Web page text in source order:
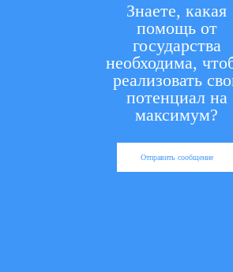
Знаете, какая
помощь от
государства
необходима,
реализовать
потенциал на
максимум?
Отправить сообщение